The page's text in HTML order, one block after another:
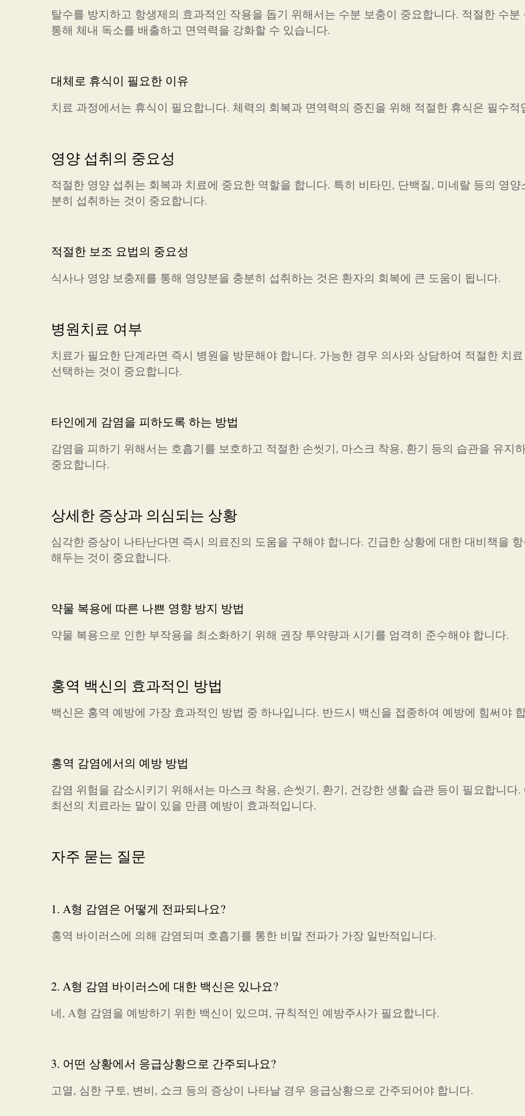
탈수를 방지하고 항생제의 효과적인 작용을 돕기 위해서는 수분 보충이 중요합니다. 적절한 수분
통해 체내 독소를 배출하고 면역력을 강화할 수 있습니다.
대체로 휴식이 필요한 이유
치료 과정에서는 휴식이 필요합니다. 체력의 회복과 면역력의 증진을 위해 적절한 휴식은 필수적
영양 섭취의 중요성
적절한 영양 섭취는 회복과 치료에 중요한 역할을 합니다. 특히 비타민, 단백질, 미네랄 등의 영양
분히 섭취하는 것이 중요합니다.
적절한 보조 요법의 중요성
식사나 영양 보충제를 통해 영양분을 충분히 섭취하는 것은 환자의 회복에 큰 도움이 됩니다.
병원치료 여부
치료가 필요한 단계라면 즉시 병원을 방문해야 합니다. 가능한 경우 의사와 상담하여 적절한 치
선택하는 것이 중요합니다.
타인에게 감염을 피하도록 하는 방법
감염을 피하기 위해서는 호흡기를 보호하고 적절한 손씻기, 마스크 착용, 환기 등의 습관을 유지
중요합니다.
상세한 증상과 의심되는 상황
심각한 증상이 나타난다면 즉시 의료진의 도움을 구해야 합니다. 긴급한 상황에 대한 대비책을 항
해두는 것이 중요합니다.
약물 복용에 따른 나쁜 영향 방지 방법
약물 복용으로 인한 부작용을 최소화하기 위해 권장 투약량과 시기를 엄격히 준수해야 합니다.
홍역 백신의 효과적인 방법
백신은 홍역 예방에 가장 효과적인 방법 중 하나입니다. 반드시 백신을 접종하여 예방에 힘써야
홍역 감염에서의 예방 방법
감염 위험을 감소시키기 위해서는 마스크 착용, 손씻기, 환기, 건강한 생활 습관 등이 필요합니다.
최선의 치료라는 말이 있을 만큼 예방이 효과적입니다.
자주 묻는 질문
1. A형 감염은 어떻게 전파되나요?
홍역 바이러스에 의해 감염되며 호흡기를 통한 비말 전파가 가장 일반적입니다.
2. A형 감염 바이러스에 대한 백신은 있나요?
네, A형 감염을 예방하기 위한 백신이 있으며, 규칙적인 예방주사가 필요합니다.
3. 어떤 상황에서 응급상황으로 간주되나요?
고열, 심한 구토, 변비, 쇼크 등의 증상이 나타날 경우 응급상황으로 간주되어야 합니다.